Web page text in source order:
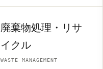
廃棄物処理・リサ
イクル
WASTE MANAGEMENT